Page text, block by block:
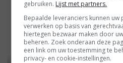
gebruiken. Lijst met partners.
Bepaalde leveranciers kunnen uw
verwerken op basis van
hiertegen bezwaar maken door
beheren. Zoek onderaan deze
een link om uw toestemming te
privacy- en cookie-instellingen.